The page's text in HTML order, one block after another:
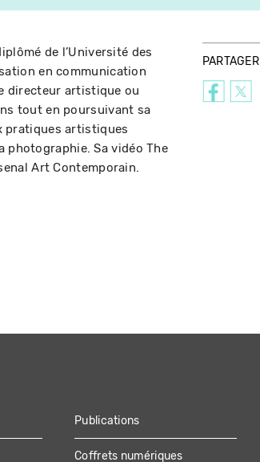
de l’Université des
en communication
directeur artistique ou
tout en poursuivant sa
pratiques artistiques
Sa vidéo The
Art Contemporain.
PARTAGER
Publications
Coffrets numériques